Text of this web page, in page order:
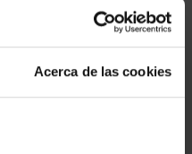
Acerca de las cookies